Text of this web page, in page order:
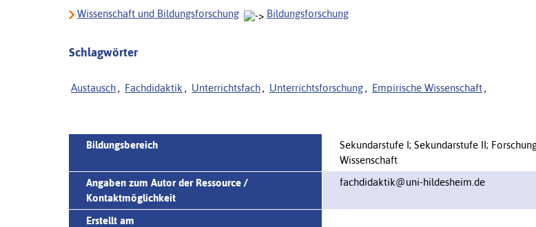
Wissenschaft und Bildungsforschung
Bildungsforschung
Schlagwörter
Austausch , Fachdidaktik , Unterrichtsfach , Unterrichtsforschung , Empirische Wissenschaft ,
Bildungsbereich
Sekundarstufe I; Sekundarstufe II;
Wissenschaft
Angaben zum Autor der Ressource /
Kontaktmöglichkeit
fachdidaktik@uni-hildesheim.de
Erstellt am